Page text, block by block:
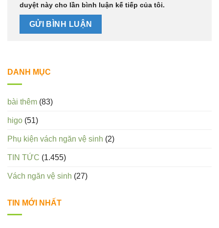
duyệt này cho lần bình luận kế tiếp của tôi.
DANH MỤC
bài thêm (83)
higo (51)
Phụ kiện vách ngăn vệ sinh (2)
TIN TỨC (1.455)
Vách ngăn vệ sinh (27)
TIN MỚI NHẤT